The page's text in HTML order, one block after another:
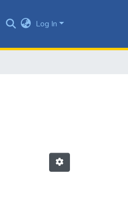
Log In